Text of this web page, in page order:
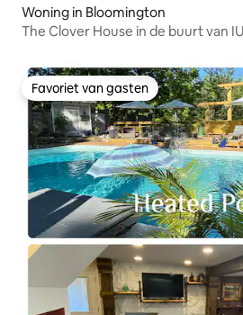
Woning in Bloomington
The Clover House in de buurt van
Favoriet van gasten
Favoriet van gasten